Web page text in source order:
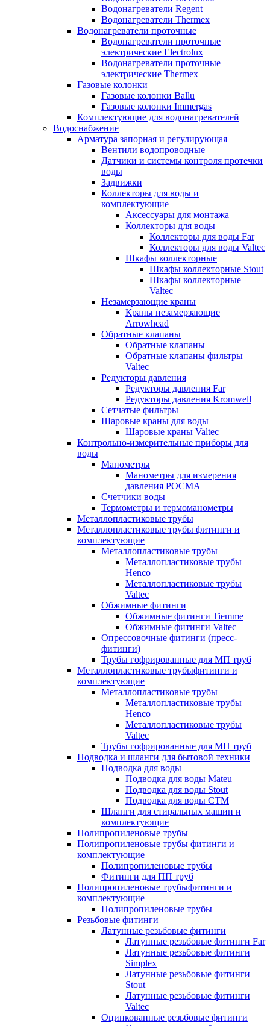
Водонагреватели Regent
Водонагреватели Thermex
Водонагреватели проточные
Водонагреватели проточные
электрические Electrolux
Водонагреватели проточные
электрические Thermex
Газовые колонки
Газовые колонки Ballu
Газовые колонки Immergas
Комплектующие для водонагревателей
Водоснабжение
Арматура запорная и регулирующая
Вентили водопроводные
Датчики и системы контроля протечки
воды
Задвижки
Коллекторы для воды и
комплектующие
Аксессуары для монтажа
Коллекторы для воды
Коллекторы для воды Far
Коллекторы для воды Valtec
Шкафы коллекторные
Шкафы коллекторные Stout
Шкафы коллекторные
Valtec
Незамерзающие краны
Краны незамерзающие
Arrowhead
Обратные клапаны
Обратные клапаны
Обратные клапаны фильтры
Valtec
Редукторы давления
Редукторы давления Far
Редукторы давления Kromwell
Сетчатые фильтры
Шаровые краны для воды
Шаровые краны Valtec
Контрольно-измерительные приборы для
воды
Манометры
Манометры для измерения
давления РОСМА
Счетчики воды
Термометры и термоманометры
Металлопластиковые трубы
Металлопластиковые трубы фитинги и
комплектующие
Металлопластиковые трубы
Металлопластиковые трубы
Henco
Металлопластиковые трубы
Valtec
Обжимные фитинги
Обжимные фитинги Tiemme
Обжимные фитинги Valtec
Опрессовочные фитинги (пресс-
фитинги)
Трубы гофрированные для МП труб
Металлопластиковые трубыфитинги и
комплектующие
Металлопластиковые трубы
Металлопластиковые трубы
Henco
Металлопластиковые трубы
Valtec
Трубы гофрированные для МП труб
Подводка и шланги для бытовой техники
Подводка для воды
Подводка для воды Mateu
Подводка для воды Stout
Подводка для воды СТМ
Шланги для стиральных машин и
комплектующие
Полипропиленовые трубы
Полипропиленовые трубы фитинги и
комплектующие
Полипропиленовые трубы
Фитинги для ПП труб
Полипропиленовые трубыфитинги и
комплектующие
Полипропиленовые трубы
Резьбовые фитинги
Латунные резьбовые фитинги
Латунные резьбовые фитинги Far
Латунные резьбовые фитинги
Simplex
Латунные резьбовые фитинги
Stout
Латунные резьбовые фитинги
Valtec
Оцинкованные резьбовые фитинги